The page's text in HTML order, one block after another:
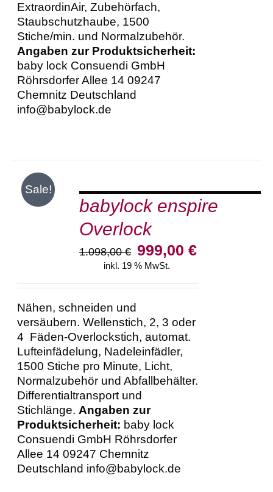
ExtraordinAir, Zubehörfach,
Staubschutzhaube, 1500
Stiche/min. und Normalzubehör.
Angaben zur Produktsicherheit:
baby lock Consuendi GmbH
Röhrsdorfer Allee 14 09247
Chemnitz Deutschland
info@babylock.de
Sale!
IN
DEN
WARENKORBbabylock enspire
Overlock
1.098,00€ Ursprünglicher
Preis
1.098,00 €
999,00€Aktueller
999,00 €.
inkl. 19 % MwSt.
Nähen, schneiden und
versäubern. Wellenstich, 2, 3 oder
4 Fäden-Overlockstich, automat.
Lufteinfädelung, Nadeleinfädler,
1500 Stiche pro Minute, Licht,
Normalzubehör und Abfallbehälter.
Differentialtransport und
Stichlänge.Angaben zur
Produktsicherheit: baby lock
Consuendi GmbH Röhrsdorfer
Allee 14 09247 Chemnitz
Deutschland info@babylock.de